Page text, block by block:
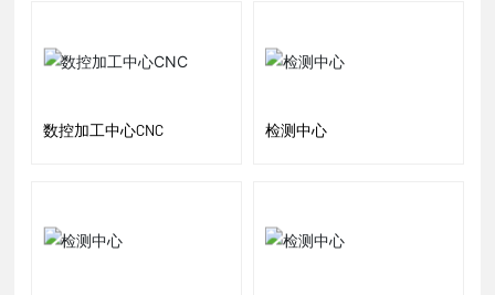
数控加工中心CNC 检测中心